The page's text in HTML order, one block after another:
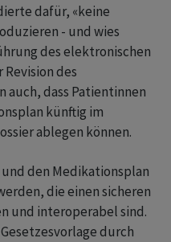
dafür, «keine
- und wies
des elektronischen
des
dass Patientinnen
künftig im
ablegen können.
den Medikationsplan
die einen sicheren
und interoperabel sind.
durch